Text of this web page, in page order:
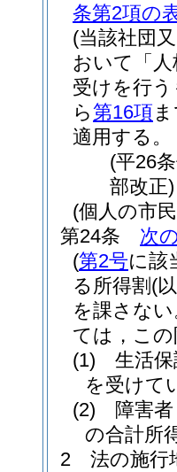
条第2項の
(当該社団
おいて「
受けを行
ら第16項
適用する。
(平26
部改正)
(個人の市
第24条
次
(第2号に該
る所得割 (
を課さな
ては，こ
(1)
生活
を受けて
(2)
障害
の合計所
2
法の施行